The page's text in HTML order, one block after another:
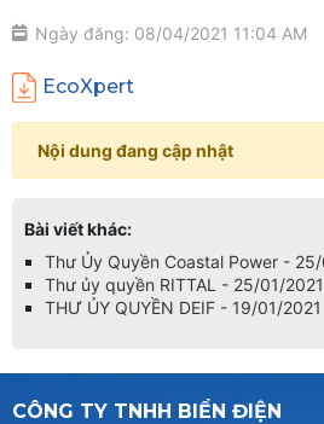
Ngày đăng: 08/04/2021 11:04 AM
EcoXpert
Nội dung đang cập nhật
Bài viết khác:
Thư Ủy Quyền Coastal Power - 25/
Thư ủy quyền RITTAL - 25/01/2021
THƯ ỦY QUYỀN DEIF - 19/01/2021
CÔNG TY TNHH BIỂN ĐIỆN